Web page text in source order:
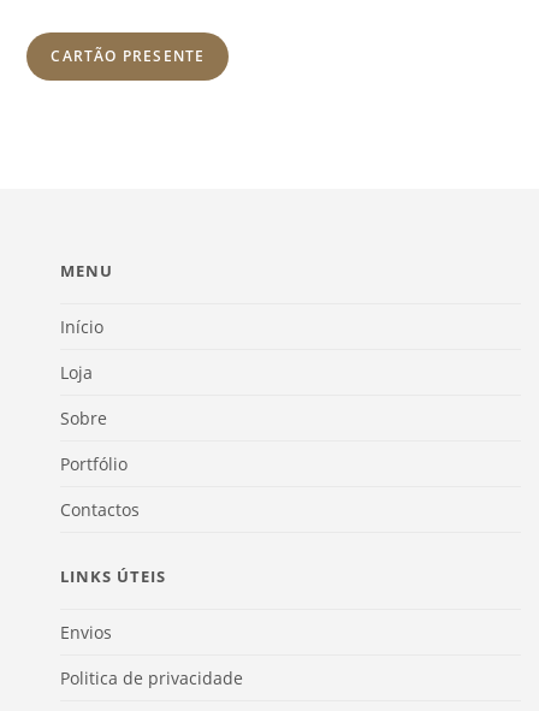
CARTÃO PRESENTE
MENU
Início
Loja
Sobre
Portfólio
Contactos
LINKS ÚTEIS
Envios
Politica de privacidade